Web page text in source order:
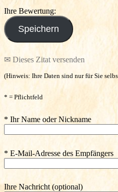
Ihre Bewertung:
✉ Dieses Zitat versenden
(Hinweis: Ihre Daten sind nur für Sie
* = Pflichtfeld
* Ihr Name oder Nickname
* E-Mail-Adresse des Empfängers
Ihre Nachricht (optional)